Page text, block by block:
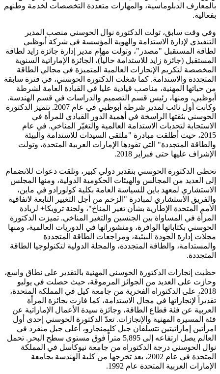
بالمعارف الدبلوماسية، والمهارات متعددة التخصصات لخدمة وطنهم
بفعالية.
وفي وقت سابق، تولت الدكتورة نوال الحوسني منصب المدير
التنفيذي لإدارة الاستدامة والهوية المؤسسة في شركة أبوظبي
لطاقة المستقبل "مصدر"، وتولت مهام مدير إدارة جائزة زايد لطاقة
المستقبل (جائزة زايد للاستدامة حالياً)، الجائزة الإماراتية السنوية
المخصصة لتكريم الإنجازات العالمية المتميزة في مجالي الطاقة
المتجددة والاستدامة. كما شغلت الدكتورة الحوسني، في فترة سابقة
من حياتها المهنية، مناصب قيادية عليا في القيادة العامة لشرطة
أبوظبي، ومنها، رئيس قسم التصميم والدراسات في قسم الهندسة.
وكانت أول نائب لمدير شرطة أبوظبي في عام 2007. تتميز الدكتورة
الحوسني بثقتها الراسخة في أهمية الدور القيادي للمرأة في
الاستجابة لتحديات الاستدامة العالمية والتغيّر المناخي. في عام
2015، حيث أطلقت مبادرة "ملتقى السيدات للاستدامة والبيئة
والطاقة المتجددة" التي تقودها الإمارات العربية المتحدة، وتولت
الإشراف عليها حتى فبراير 2018.
تحظى الدكتورة الحوسني بتقدير دولي كبير، وتلقت دعوات للانضمام
إلى العديد من المجالس والهيئات الحكومية الدولية، ومنها المجلس
الاستشاري لمعهد باين للسياسة العامة بكلية كولورادو في ماين،
والفريق الاستشاري لمبادرة "الزخم من أجل التغيير التابعة لاتفاقية
الأمم المتحدة الإطارية بشأن تغير المناخ"، ولجنة ترويكا+ لريادة
المرأة في المساواة بين الجنسين والتغير المناخي. تميزت الدكتورة
الحوسني بكتاباتها الوافرة، ومنشوراتها في الدوريات العالمية، ومنها
مجلات إدارة الجودة البيئية، ومراجعات الطاقة المتجددة
والمستدامة، والطاقة المتجددة، والمجلة الدولية لتكنولوجيا الطاقة
المتجددة.
حظيت إنجازات الدكتورة الحوسني المهنية بالتقدير على نطاق واسع،
وحازت على العديد من الجوائز المرموقة، حيث حصلت في يوليو
2018، على الدكتوراه الفخرية من جامعة كيل في المملكة المتحدة،
تقديراً لإنجازاتها في مجال الاستدامة، كما فازت بجائزة المرأة
العربية عن فئة قطاع الطاقة، وجائزة سيدة الأعمال الإماراتية عن
فئة المسيرة المهنية والإنجازات. تعدّ الدكتورة الحوسني إحدى أول
امرأتين إماراتيتين تتسلقان جبل كليمنجارو، أعلى جبل منفرد في
العالم يصل ارتفاعه إلى 5,895 متراً فوق مستوى سطح البحر. تحمل
نوال الحوسني درجة الدكتوراه من جامعة نيوكاسل في المملكة
المتحدة في عام 2002، بعد تخرجها من كلية الهندسة بجامعة
الإمارات العربية المتحدة عام 1992.